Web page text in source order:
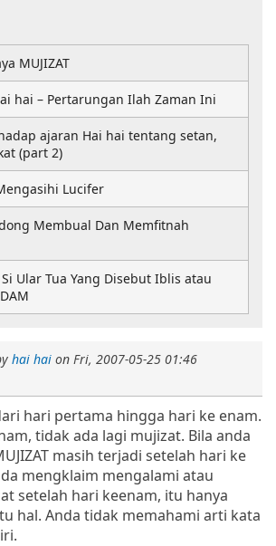
hai hai on Fri, 2007-05-25 01:46
hari pertama hingga hari ke enam.
tidak ada lagi mujizat. Bila anda
masih terjadi setelah hari ke
mengklaim mengalami atau
setelah hari keenam, itu hanya
hal. Anda tidak memahami arti kata
MUJIZAT
hai – Pertarungan Ilah Zaman Ini
ajaran Hai hai tentang setan,
(part 2)
Lucifer
Membual Dan Memfitnah
Ular Tua Yang Disebut Iblis atau